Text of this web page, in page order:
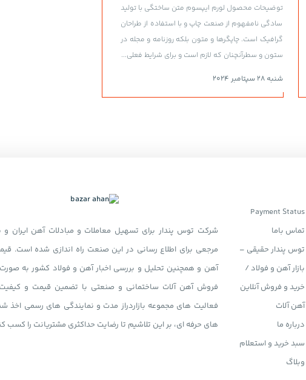
توضیحات محصول لورم ایپسوم متن ساختگی با تولید
سادگی نامفهوم از صنعت چاپ و با استفاده از طراحان
گرافیک است. چاپگرها و متون بلکه روزنامه و مجله در
ستون و سطرآنچنان که لازم است و برای شرایط فعلی...
شنبه 28 سپتامبر 2024
Payment Status
تماس باما
توس پندار حقیقی –
بازار آهن و فولاد /
خرید و فروش آنلاین
آهن آلات
درباره ما
سبد خرید و استعلام
وبلاگ
شرکت توس پندار برای تسهیل معاملات و مبادلات آهن ایران و
مرجعی برای اطلاع رسانی در این صنعت راه اندازی شده است.
آهن و همچنین تحلیل و بررسی اخبار آهن و فولاد کشور به صورت
فروش آهن آلات ساختمانی و صنعتی با تضمین قیمت و کیفیت
فعالیت های مجموعه بازاردراز مدت و نمایندگی های رسمی اخذ
های حرفه ای، بر این تلاشیم تا رضایت حداکثری مشتریانت را کسب